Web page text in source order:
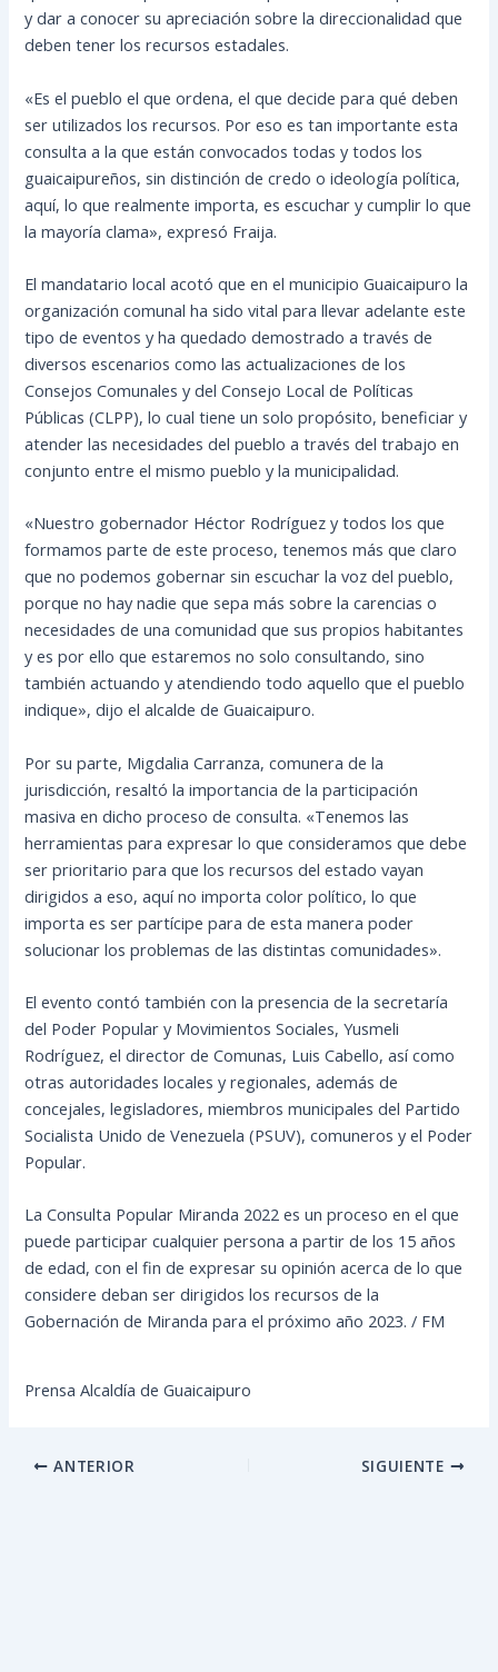
y dar a conocer su apreciación sobre la direccionalidad que
deben tener los recursos estadales.
«Es el pueblo el que ordena, el que decide para qué deben
ser utilizados los recursos. Por eso es tan importante esta
consulta a la que están convocados todas y todos los
guaicaipureños, sin distinción de credo o ideología política,
aquí, lo que realmente importa, es escuchar y cumplir lo que
la mayoría clama», expresó Fraija.
El mandatario local acotó que en el municipio Guaicaipuro la
organización comunal ha sido vital para llevar adelante este
tipo de eventos y ha quedado demostrado a través de
diversos escenarios como las actualizaciones de los
Consejos Comunales y del Consejo Local de Políticas
Públicas (CLPP), lo cual tiene un solo propósito, beneficiar y
atender las necesidades del pueblo a través del trabajo en
conjunto entre el mismo pueblo y la municipalidad.
«Nuestro gobernador Héctor Rodríguez y todos los que
formamos parte de este proceso, tenemos más que claro
que no podemos gobernar sin escuchar la voz del pueblo,
porque no hay nadie que sepa más sobre la carencias o
necesidades de una comunidad que sus propios habitantes
y es por ello que estaremos no solo consultando, sino
también actuando y atendiendo todo aquello que el pueblo
indique», dijo el alcalde de Guaicaipuro.
Por su parte, Migdalia Carranza, comunera de la
jurisdicción, resaltó la importancia de la participación
masiva en dicho proceso de consulta. «Tenemos las
herramientas para expresar lo que consideramos que debe
ser prioritario para que los recursos del estado vayan
dirigidos a eso, aquí no importa color político, lo que
importa es ser partícipe para de esta manera poder
solucionar los problemas de las distintas comunidades».
El evento contó también con la presencia de la secretaría
del Poder Popular y Movimientos Sociales, Yusmeli
Rodríguez, el director de Comunas, Luis Cabello, así como
otras autoridades locales y regionales, además de
concejales, legisladores, miembros municipales del Partido
Socialista Unido de Venezuela (PSUV), comuneros y el Poder
Popular.
La Consulta Popular Miranda 2022 es un proceso en el que
puede participar cualquier persona a partir de los 15 años
de edad, con el fin de expresar su opinión acerca de lo que
considere deban ser dirigidos los recursos de la
Gobernación de Miranda para el próximo año 2023. / FM
Prensa Alcaldía de Guaicaipuro
ANTERIOR SIGUIENTE